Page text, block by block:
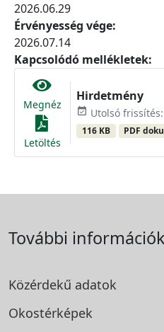
2026.06.29
Érvényesség vége:
2026.07.14
Kapcsolódó mellékletek:
Megnéz
Letöltés
Hirdetmény
event_available Utolsó
116 KB PDF
További információk
Közérdekű adatok
Okostérképek